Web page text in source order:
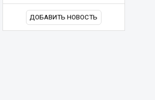
ДОБАВИТЬ НОВОСТЬ